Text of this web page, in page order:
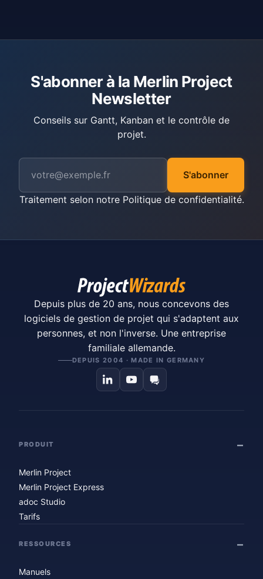
S'abonner à la Merlin Project
Newsletter
Conseils sur Gantt, Kanban et le contrôle de
projet.
S'abonner
Traitement selon notre Politique de confidentialité.
Depuis plus de 20 ans, nous concevons des
logiciels de gestion de projet qui s'adaptent aux
personnes, et non l'inverse. Une entreprise
familiale allemande.
DEPUIS 2004 · MADE IN GERMANY
PRODUIT
Merlin Project
Merlin Project Express
adoc Studio
Tarifs
RESSOURCES
Manuels